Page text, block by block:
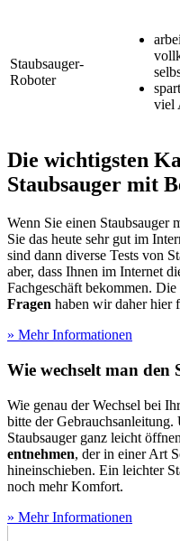
Staubsauger-
Roboter
viel
Die wichtigsten
Staubsauger mit
Wenn Sie einen Staubsauger
Sie das heute sehr gut im
sind dann diverse Tests von
aber, dass Ihnen im Internet
Fachgeschäft bekommen. Die
Fragen haben wir daher hier
» Mehr Informationen
Wie wechselt man den
Wie genau der Wechsel bei
bitte der
Staubsauger ganz leicht
entnehmen, der in einer Art
hineinschieben. Ein leichter
noch mehr Komfort.
» Mehr Informationen